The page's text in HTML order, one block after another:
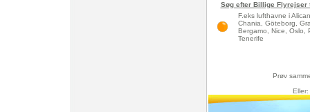
Søg efter Billige Flyrejser
F.eks lufthavne i
Chania, Göteborg,
Bergamo, Nice, Oslo,
Tenerife
Prøv
Eller: